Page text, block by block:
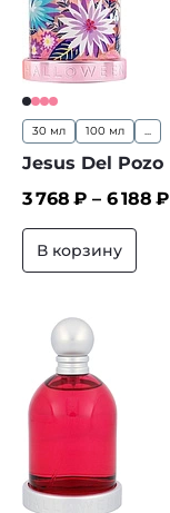
30 мл 100 мл ...
Jesus Del Pozo
3 768 ₽ – 6 188 ₽
В корзину